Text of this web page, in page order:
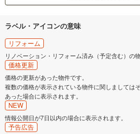
ラベル・アイコンの意味
リフォーム
リノベーション・リフォーム済み（予定含む）の
価格更新
価格の更新があった物件です。
複数の価格が表示されている物件に関しましては
あった場合に表示されます。
NEW
情報公開日が7日以内の場合に表示されます。
予告広告